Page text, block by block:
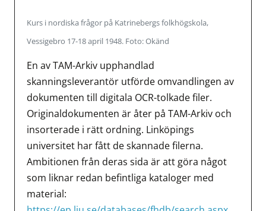
Kurs i nordiska frågor på Katrinebergs folkhögskola,
Vessigebro 17-18 april 1948. Foto: Okänd
En av TAM-Arkiv upphandlad
skanningsleverantör utförde omvandlingen av
dokumenten till digitala OCR-tolkade filer.
Originaldokumenten är åter på TAM-Arkiv och
insorterade i rätt ordning. Linköpings
universitet har fått de skannade filerna.
Ambitionen från deras sida är att göra något
som liknar redan befintliga kataloger med
material: